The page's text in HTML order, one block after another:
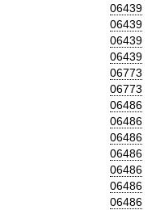
06439
06439
06439
06439
06773
06773
06486
06486
06486
06486
06486
06486
06486